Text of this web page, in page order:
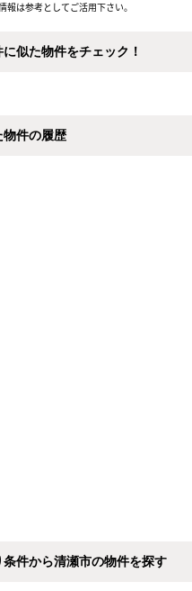
報は参考としてご活用下さい。
似た物件をチェック！
物件の履歴
条件から清瀬市の物件を探す